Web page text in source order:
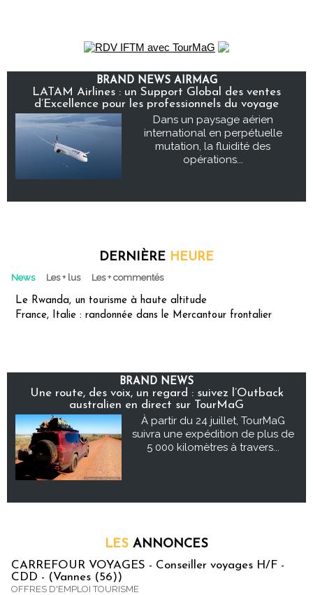
BRAND NEWS AIRMAG
LATAM Airlines : un Support Global des ventes
d’Excellence pour les professionnels du voyage
Dans un paysage aérien
international en perpétuelle
mutation, la fluidité des
opérations...
DERNIÈRE HEURE
News Les + lus Les + commentés
Le Rwanda, un tourisme à haute altitude
France, Italie : randonnée dans le Mercantour frontalier
BRAND NEWS
Une route, des voix, un regard : suivez l’Outback
australien en direct sur TourMaG
À partir du 24 juillet, TourMaG
suivra une expédition de plus de
5 000 kilomètres à travers...
LES ANNONCES
CARREFOUR VOYAGES - Conseiller voyages H/F -
CDD - (Vannes (56))
OFFRES D'EMPLOI TOURISME